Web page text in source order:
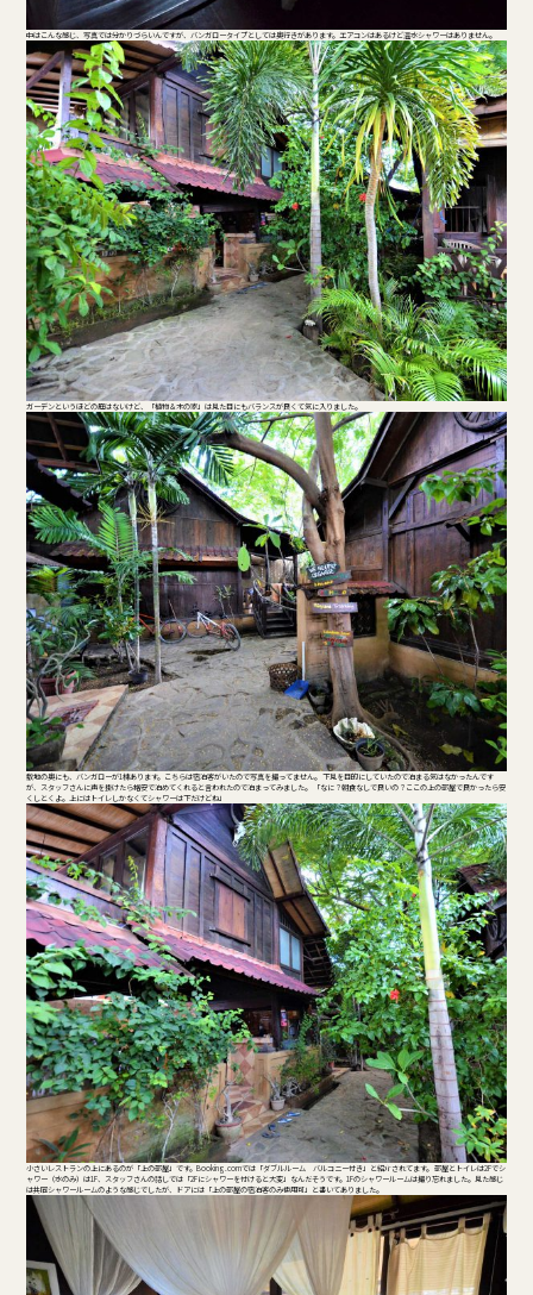
中はこんな感じ、写真では分かりづらいんですが、バンガロータイプとしては奥行きがあります。エアコンはあるけど温水シャワーはありません。
ガーデンというほどの庭はないけど、「植物＆木の家」は見た目にもバランスが良くて気に入りました。
敷地の奥にも、バンガローが1棟あります。こちらは宿泊客がいたので写真を撮ってません。 下見を目的にしていたので泊まる気はなかったんです
が、スタッフさんに声を掛けたら格安で泊めてくれると言われたので泊まってみました。 「なに？朝食なしで良いの？ここの上の部屋で良かったら安
くしとくよ。上にはトイレしかなくてシャワーは下だけどね」
小さいレストランの上にあるのが「上の部屋」です。Booking.comでは「ダブルルーム バルコニー付き」と紹介されてます。 部屋とトイレは2Fでシ
ャワー（水のみ）は1F、スタッフさんの話しでは「2Fにシャワーを付けると大変」なんだそうです。1Fのシャワールームは撮り忘れました。見た感じ
は共同シャワールームのような感じでしたが、ドアには「上の部屋の宿泊客のみ使用可」と書いてありました。